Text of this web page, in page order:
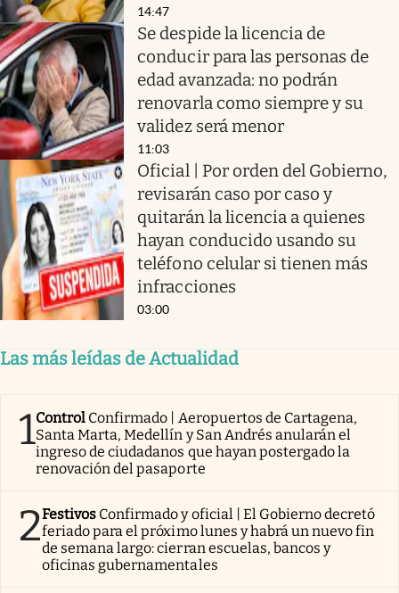
14:47
Se despide la licencia de
conducir para las personas de
edad avanzada: no podrán
renovarla como siempre y su
validez será menor
11:03
Oficial | Por orden del Gobierno,
revisarán caso por caso y
quitarán la licencia a quienes
hayan conducido usando su
teléfono celular si tienen más
infracciones
03:00
Las más leídas de Actualidad
1Control Confirmado | Aeropuertos de Cartagena,
Santa Marta, Medellín y San Andrés anularán el
ingreso de ciudadanos que hayan postergado la
renovación del pasaporte
2Festivos Confirmado y oficial | El Gobierno decretó
feriado para el próximo lunes y habrá un nuevo fin
de semana largo: cierran escuelas, bancos y
oficinas gubernamentales